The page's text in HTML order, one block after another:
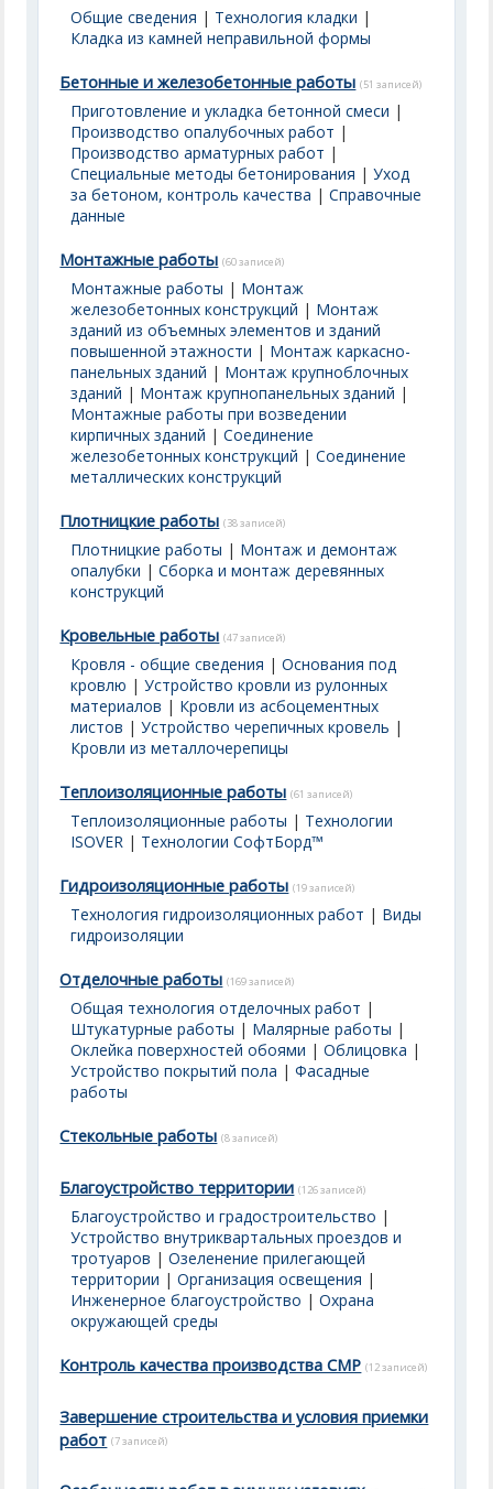
Общие сведения | Технология кладки |
Кладка из камней неправильной формы
Бетонные и железобетонные работы (51 записей)
Приготовление и укладка бетонной смеси |
Производство опалубочных работ |
Производство арматурных работ |
Специальные методы бетонирования |Уход
за бетоном, контроль качества |Справочные
данные
Монтажные работы (60 записей)
Монтажные работы | Монтаж
железобетонных конструкций | Монтаж
зданий из объемных элементов и зданий
повышенной этажности | Монтаж каркасно-
панельных зданий | Монтаж крупноблочных
зданий | Монтаж крупнопанельных зданий |
Монтажные работы при возведении
кирпичных зданий |Соединение
железобетонных конструкций |Соединение
металлических конструкций
Плотницкие работы (38 записей)
Плотницкие работы | Монтаж и демонтаж
опалубки |Сборка и монтаж деревянных
конструкций
Кровельные работы (47 записей)
Кровля - общие сведения |Основания под
кровлю |Устройство кровли из рулонных
материалов | Кровли из асбоцементных
листов |Устройство черепичных кровель |
Кровли из металлочерепицы
Теплоизоляционные работы (61 записей)
Теплоизоляционные работы | Технологии
ISOVER | Технологии СофтБорд™
Гидроизоляционные работы (19 записей)
Технология гидроизоляционных работ | Виды
гидроизоляции
Отделочные работы (169 записей)
Общая технология отделочных работ |
Штукатурные работы | Малярные работы |
Оклейка поверхностей обоями |Облицовка |
Устройство покрытий пола |Фасадные
работы
Стекольные работы (8 записей)
Благоустройство территории (126 записей)
Благоустройство и градостроительство |
Устройство внутриквартальных проездов и
тротуаров |Озеленение прилегающей
территории |Организация освещения |
Инженерное благоустройство |Охрана
окружающей среды
Контроль качества производства СМР (12 записей)
Завершение строительства и условия приемки
работ (7 записей)